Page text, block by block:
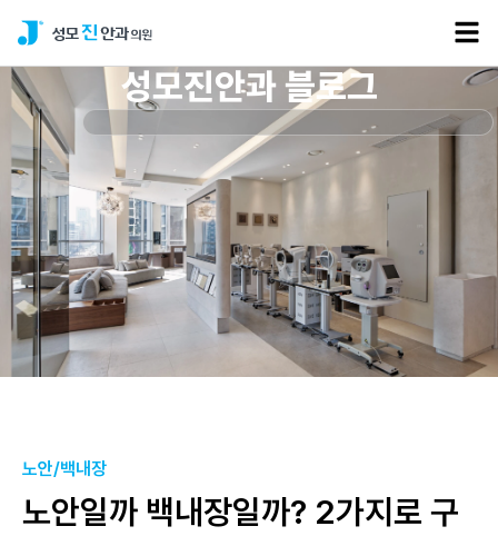
성모진안과 블로그
노안/백내장
노안일까 백내장일까? 2가지로 구